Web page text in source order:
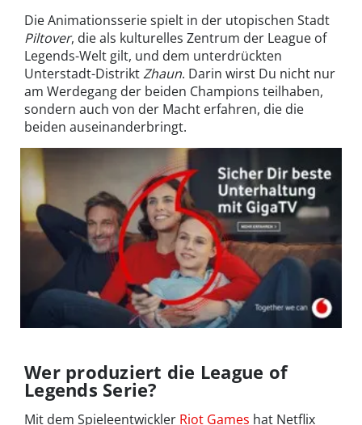
Die Animationsserie spielt in der utopischen Stadt
Piltover, die als kulturelles Zentrum der League of
Legends-Welt gilt, und dem unterdrückten
Unterstadt-DistriktZhaun. Darin wirst Du nicht nur
am Werdegang der beiden Champions teilhaben,
sondern auch von der Macht erfahren, die die
beiden auseinanderbringt.
Wer produziert die League of
Legends Serie?
Mit dem Spieleentwickler Riot Games hat Netflix